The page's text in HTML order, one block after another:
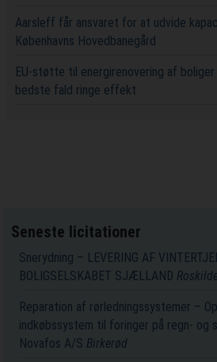
Aarsleff får ansvaret for at udvide
Københavns Hovedbanegård
EU-støtte til energirenovering af boliger
bedste fald ringe effekt
Seneste licitationer
Snerydning – LEVERING AF
BOLIGSELSKABET SJÆLLAND Roskilde
Reparation af rørledningssystemer –
indkøbssystem til foringer på regn- og
Novafos A/S Birkerød